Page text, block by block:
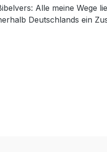
Deutschlands ein